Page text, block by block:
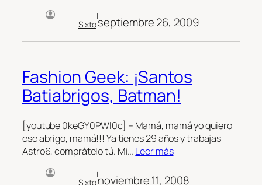
Sixto
|septiembre 26, 2009
Fashion Geek: ¡Santos
Batiabrigos, Batman!
[youtube 0keGY0PWl0c] – Mamá, mamá yo quiero
ese abrigo, mamá!!! Ya tienes 29 años y trabajas
Astro6, comprátelo tú. Mi… Leer más
Sixto
|noviembre 11, 2008